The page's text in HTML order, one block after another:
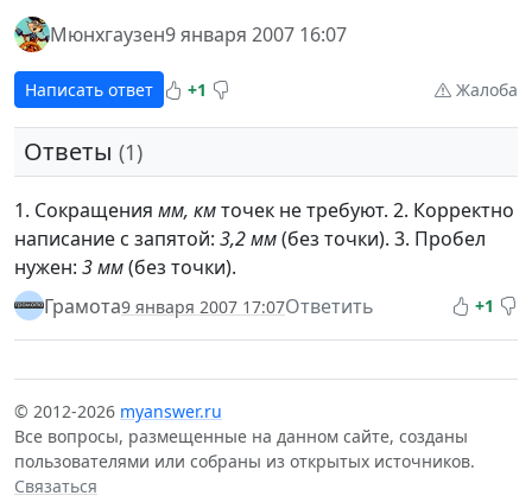
Мюнхгаузен9 января 2007 16:07
Написать ответ +1 Жалоба
Ответы (1)
1. Сокращения мм, кмточек не требуют. 2. Корректно
написание с запятой: 3,2 мм(без точки). 3. Пробел
нужен: 3 мм(без точки).
Грамота9 января 2007 17:07Ответить +1
© 2012-2026 myanswer.ru
Все вопросы, размещенные на данном сайте, созданы
пользователями или собраны из открытых источников.
Связаться